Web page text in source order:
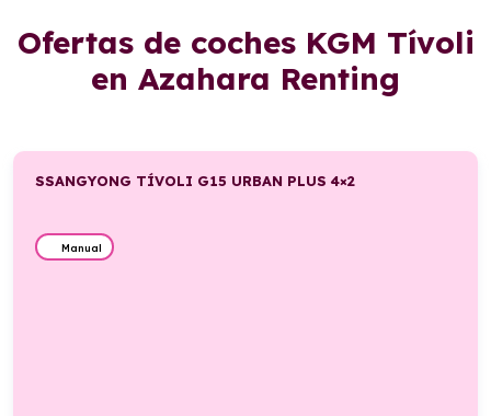
Ofertas de coches KGM Tívoli
en Azahara Renting
SSANGYONG TÍVOLI G15 URBAN PLUS 4×2
Manual